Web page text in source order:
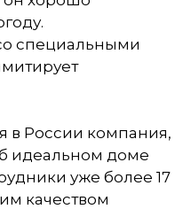
специальными
в России компания,
идеальном доме
уже более 17
качеством